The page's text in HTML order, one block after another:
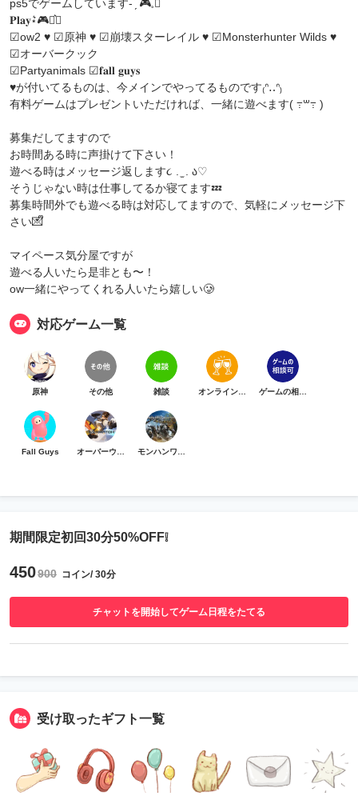
ps5でゲームしています- ̗̀ 🎮𓈒⋆͛
𝐏𝐥𝐚𝐲⋆͛🎮⋆͛⤵︎
︎︎︎︎︎︎☑︎ow2 ♥ ☑︎原神 ♥ ☑︎崩壊スターレイル ♥ ☑︎Monsterhunter Wilds ♥
︎︎︎︎︎︎☑︎オーバークック
︎︎︎︎︎︎☑︎Partyanimals ︎︎︎︎︎︎☑︎𝐟𝐚𝐥𝐥 𝐠𝐮𝐲𝐬
♥が付いてるものは、今メインでやってるものです₍ᐢ‥ᐢ₎
有料ゲームはプレゼントいただければ、一緒に遊べます( ߹꒳​߹ )
募集だしてますので
お時間ある時に声掛けて下さい！
遊べる時はメッセージ返します૮ . ̫ . ა♡
そうじゃない時は仕事してるか寝てます💤
募集時間外でも遊べる時は対応してますので、気軽にメッセージ下
さい💌ᩚ
マイペース気分屋ですが
遊べる人いたら是非とも〜！
ow一緒にやってくれる人いたら嬉しい🥲
対応ゲーム一覧
原神 その他 雑談
Fall Guys
期間限定初回30分50%OFF❕
450900 コイン/ 30分
チャットを開始してゲーム日程をたてる
受け取ったギフト一覧